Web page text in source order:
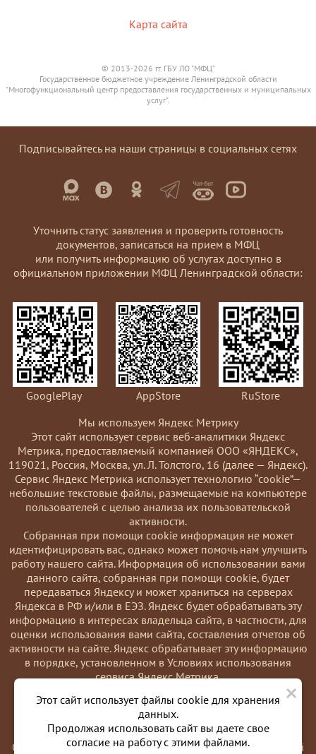
×
Этот сайт использует файлы cookie для хранения
данных.
Продолжая использовать сайт вы даете свое
согласие на работу с этими файлами.
Карта сайта
© 2013-2026 гг. ГБУ ЛО "МФЦ"
Государственное бюджетное учреждение Ленинградской области
"Многофункциональный центр предоставления государственных и муниципальных
услуг".
Подписывайтесь на наши страницы в социальных сетях
Уточнить статус заявления и проверить готовность
документов, записаться на прием в МФЦ
или получить информацию об услугах доступно в
официальном приложении МФЦ Ленинградской области:
GooglePlay AppStore
RuStore
Мы используем Яндекс Метрику
Этот сайт использует сервис веб-аналитики Яндекс
Метрика, предоставляемый компанией ООО «ЯНДЕКС»,
119021, Россия, Москва, ул. Л. Толстого, 16 (далее — Яндекс).
Сервис Яндекс Метрика использует технологию “cookie”—
небольшие текстовые файлы, размещаемые на компьютере
пользователей с целью анализа их пользовательской
активности.
Coбранная при помощи cookie информация не может
идентифицировать вас, однако может помочь нам улучшить
работу нашего сайта. Информация об использовании вами
данного сайта, собранная при помощи cookie, будет
передаваться Яндексу и может храниться на серверах
Яндекса в РФ и/или в ЕЭЗ. Яндекс будет обрабатывать эту
информацию в интересах владельца сайта, в частности, для
оценки использования вами сайта, составления отчетов об
активности на сайте. Яндекс обрабатывает эту информацию
в порядке, установленном в Условиях использования
сервиса Яндекс Метрика.
Вы можете отказаться от использования cookies, выбрав
соответствующие настройки в браузере. Также вы можете
использовать инструмент —
https://yandex.ru/support/metrika/general/opt-out.html
Однако это может повлиять на работу некоторых функций